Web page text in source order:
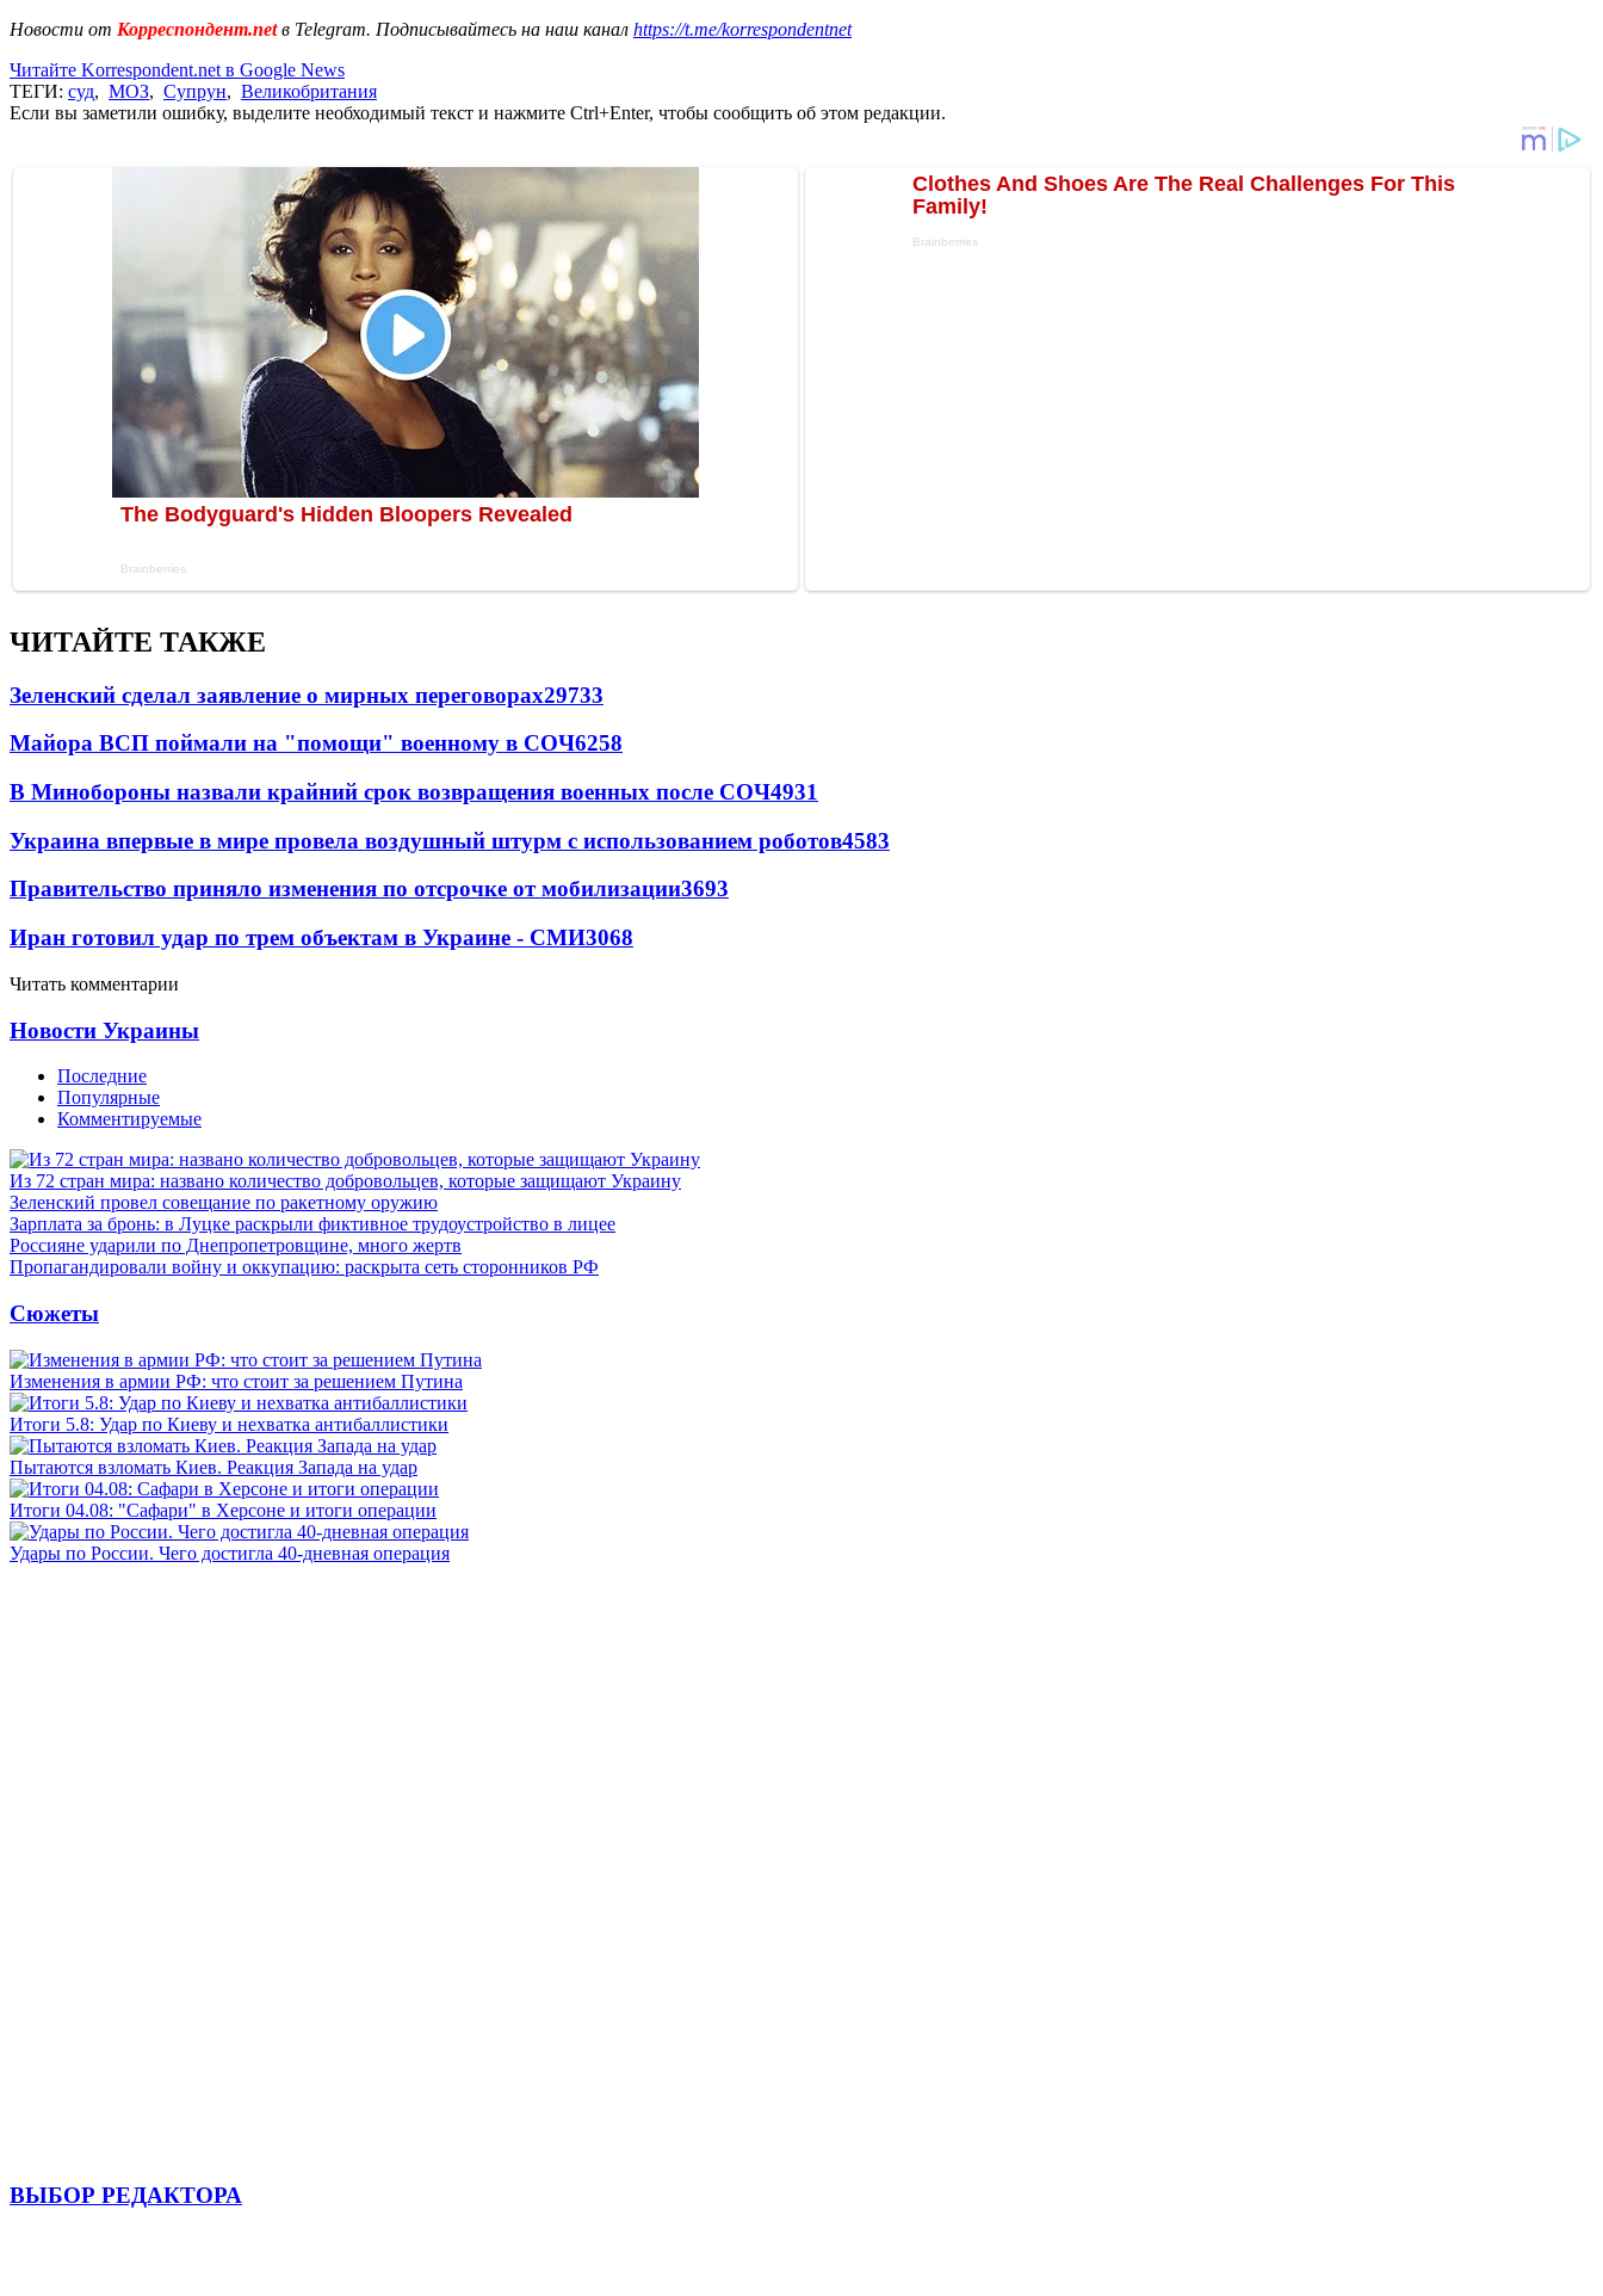
Новости от Корреспондент.netв Telegram. Подписывайтесь на наш канал https://t.me/korrespondentnet
Читайте Korrespondent.net в Google News
ТЕГИ: суд, МОЗ, Супрун, Великобритания
Если вы заметили ошибку, выделите необходимый текст и нажмите Ctrl+Enter, чтобы сообщить об этом редакции.
ЧИТАЙТЕ ТАКЖЕ
Зеленский сделал заявление о мирных переговорах29733
Майора ВСП поймали на "помощи" военному в СОЧ6258
В Минобороны назвали крайний срок возвращения военных после СОЧ4931
Украина впервые в мире провела воздушный штурм с использованием роботов4583
Правительство приняло изменения по отсрочке от мобилизации3693
Иран готовил удар по трем объектам в Украине - СМИ3068
Читать комментарии
Новости Украины
Последние
Популярные
Комментируемые
Из 72 стран мира: названо количество добровольцев, которые защищают Украину
Зеленский провел совещание по ракетному оружию
Зарплата за бронь: в Луцке раскрыли фиктивное трудоустройство в лицее
Россияне ударили по Днепропетровщине, много жертв
Пропагандировали войну и оккупацию: раскрыта сеть сторонников РФ
Сюжеты
Изменения в армии РФ: что стоит за решением Путина
Итоги 5.8: Удар по Киеву и нехватка антибаллистики
Пытаются взломать Киев. Реакция Запада на удар
Итоги 04.08: "Сафари" в Херсоне и итоги операции
Удары по России. Чего достигла 40-дневная операция
ВЫБОР РЕДАКТОРА